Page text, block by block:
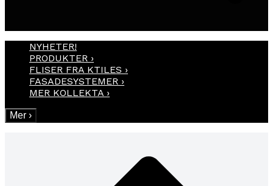
NYHETER!
PRODUKTER ›
FLISER FRA KTILES ›
FASADESYSTEMER ›
MER KOLLEKTA ›
Mer ›